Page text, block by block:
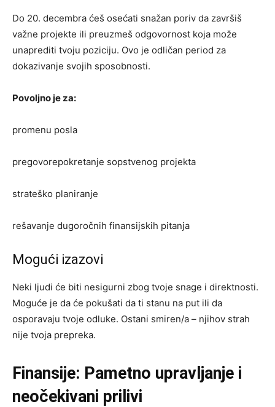
Do 20. decembra ćeš osećati snažan poriv da završiš
važne projekte ili preuzmeš odgovornost koja može
unaprediti tvoju poziciju. Ovo je odličan period za
dokazivanje svojih sposobnosti.
Povoljno je za:
promenu posla
pregovorepokretanje sopstvenog projekta
strateško planiranje
rešavanje dugoročnih finansijskih pitanja
Mogući izazovi
Neki ljudi će biti nesigurni zbog tvoje snage i direktnosti.
Moguće je da će pokušati da ti stanu na put ili da
osporavaju tvoje odluke. Ostani smiren/a – njihov strah
nije tvoja prepreka.
Finansije: Pametno upravljanje i
neočekivani prilivi